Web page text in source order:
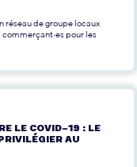
réseau de groupe locaux
pour les
LE COVID-19 : LE
AU